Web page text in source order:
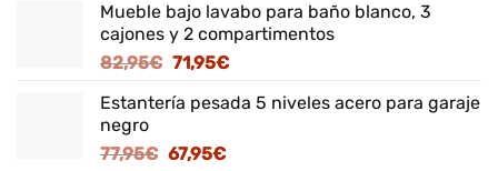
original
era:
125,95€.
actual
es:
Mueble bajo lavabo para baño blanco, 3
cajones y 2 compartimentos
82,95€ El
original
82,95€.
71,95€El
actual
Estantería pesada 5 niveles acero para garaje
negro
77,95€ El
67,95€El